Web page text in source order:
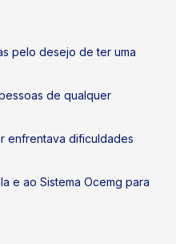
pelo desejo de ter uma
de qualquer
enfrentava dificuldades
e ao Sistema Ocemg para